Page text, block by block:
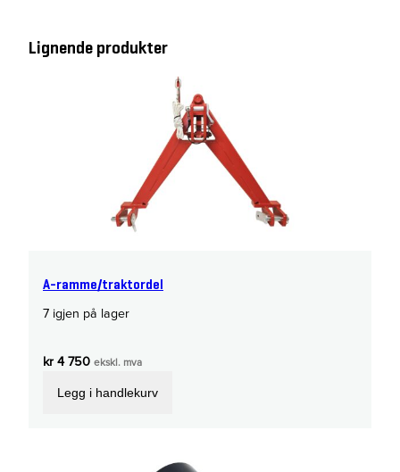
0
Lignende produkter
A-ramme/traktordel
7 igjen på lager
kr4 750 ekskl. mva
Legg i handlekurv